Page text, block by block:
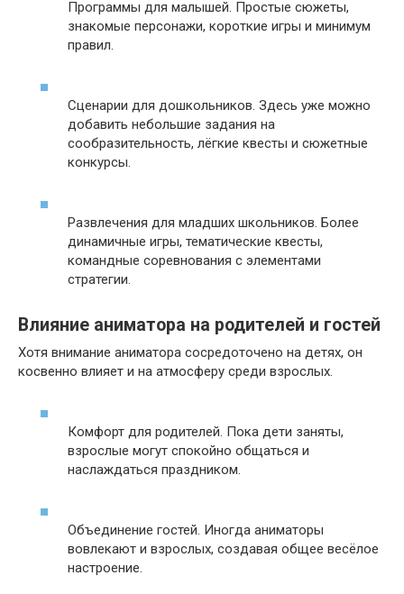
Программы для малышей. Простые сюжеты,
знакомые персонажи, короткие игры и минимум
правил.
Сценарии для дошкольников. Здесь уже можно
добавить небольшие задания на
сообразительность, лёгкие квесты и сюжетные
конкурсы.
Развлечения для младших школьников. Более
динамичные игры, тематические квесты,
командные соревнования с элементами
стратегии.
Влияние аниматора на родителей и гостей
Хотя внимание аниматора сосредоточено на детях, он
косвенно влияет и на атмосферу среди взрослых.
Комфорт для родителей. Пока дети заняты,
взрослые могут спокойно общаться и
наслаждаться праздником.
Объединение гостей. Иногда аниматоры
вовлекают и взрослых, создавая общее весёлое
настроение.